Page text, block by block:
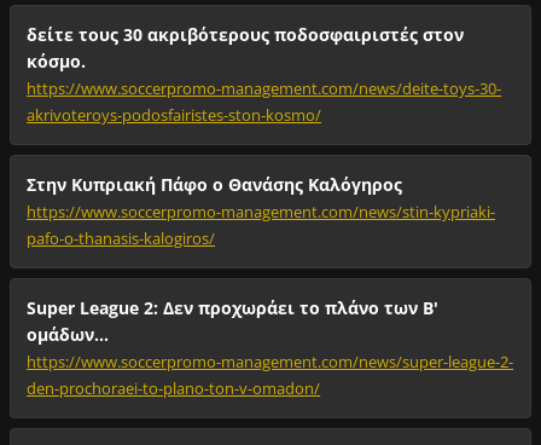
δείτε τους 30 ακριβότερους ποδοσφαιριστές στον
κόσμο.
https://www.soccerpromo-management.com/news/deite-toys-30-
akrivoteroys-podosfairistes-ston-kosmo/
Στην Κυπριακή Πάφο ο Θανάσης Καλόγηρος
https://www.soccerpromo-management.com/news/stin-kypriaki-
pafo-o-thanasis-kalogiros/
Super League 2: Δεν προχωράει το πλάνο των Β'
ομάδων...
https://www.soccerpromo-management.com/news/super-league-2-
den-prochoraei-to-plano-ton-v-omadon/